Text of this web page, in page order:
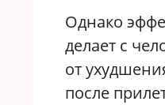
Однако
делает с
от
после